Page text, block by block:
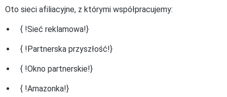
Oto sieci afiliacyjne, z którymi współpracujemy:
{ !Sieć reklamowa!}
{ !Partnerska przyszłość!}
{ !Okno partnerskie!}
{ !Amazonka!}